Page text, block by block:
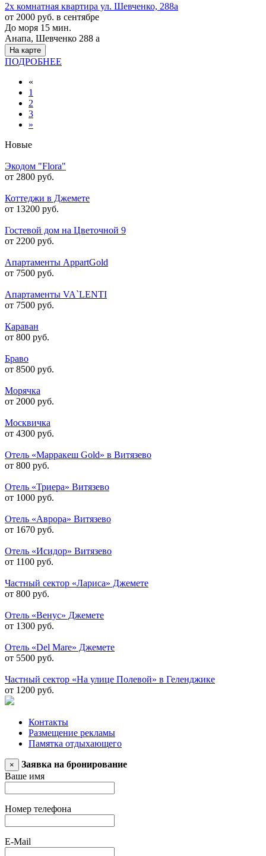
2х комнатная квартира ул. Шевченко, 288а
от 2000 руб. в сентябре
До моря 15 мин.
Анапа, Шевченко 288 а
На карте
ПОДРОБНЕЕ
«
1
2
3
»
Новые
Экодом "Flora"
от 2800 руб.
Коттеджи в Джемете
от 13200 руб.
Гостевой дом на Цветочной 9
от 2200 руб.
Апартаменты AppartGold
от 7500 руб.
Апартаменты VA`LENTI
от 7500 руб.
Караван
от 800 руб.
Браво
от 8500 руб.
Морячка
от 2000 руб.
Москвичка
от 4300 руб.
Отель «Марракеш Gold» в Витязево
от 800 руб.
Отель «Триера» Витязево
от 1000 руб.
Отель «Аврора» Витязево
от 1670 руб.
Отель «Исидор» Витязево
от 1100 руб.
Частный сектор «Лариса» Джемете
от 800 руб.
Отель «Венус» Джемете
от 1300 руб.
Отель «Del Mare» Джемете
от 5500 руб.
Частный сектор «На улице Полевой» в Геленджике
от 1200 руб.
Контакты
Размещение рекламы
Памятка отдыхающего
×
Заявка на бронирование
Ваше имя
Номер телефона
E-Mail